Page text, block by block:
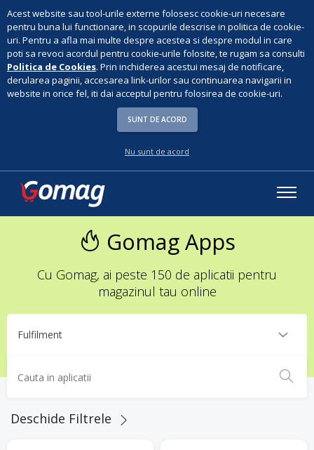
Acest website sau tool-urile externe folosesc cookie-uri necesare
pentru buna lui functionare, in scopurile descrise in politica de cookie-
uri. Pentru a afla mai multe despre acestea si despre modul in care
poti sa revoci acordul pentru cookie-urile folosite, te rugam sa consulti
Politica de Cookies. Prin inchiderea acestui mesaj de notificare,
derularea paginii, accesarea link-urilor sau continuarea navigarii in
website in orice fel, iti dai acceptul pentru folosirea de cookie-uri.
SUNT DE ACORD
Nu sunt de acord
Gomag Apps
Cu Gomag, ai peste 150 de aplicatii pentru
magazinul tau online
Deschide Filtrele